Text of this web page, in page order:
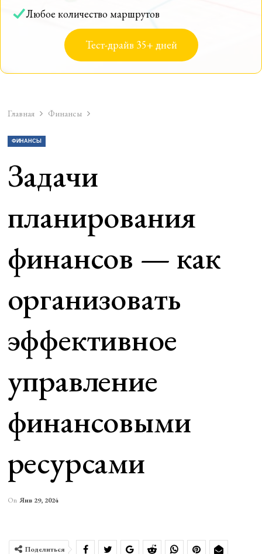
Любое количество маршрутов
Тест-драйв 35+ дней
Главная Финансы
ФИНАНСЫ
Задачи
планирования
финансов — как
организовать
эффективное
управление
финансовыми
ресурсами
On Янв 29, 2024
Поделиться